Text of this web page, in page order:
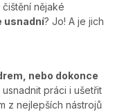
nějaké
usnadní? Jo! A je jich
nebo dokonce
usnadnit práci i ušetřit
z nejlepších nástrojů